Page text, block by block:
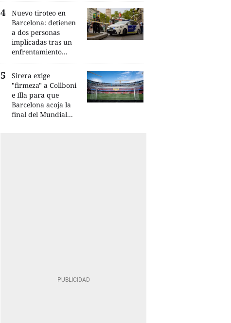
Nuevo tiroteo en
Barcelona: detienen
a dos personas
implicadas tras un
enfrentamiento...
Sirera exige
"firmeza" a Collboni
e Illa para que
Barcelona acoja la
final del Mundial...